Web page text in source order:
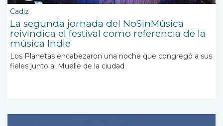
Cadiz
La segunda jornada del NoSinMúsica
reivindica el festival como referencia de la
música Indie
Los Planetas encabezaron una noche que congregó a sus
fieles junto al Muelle de la ciudad